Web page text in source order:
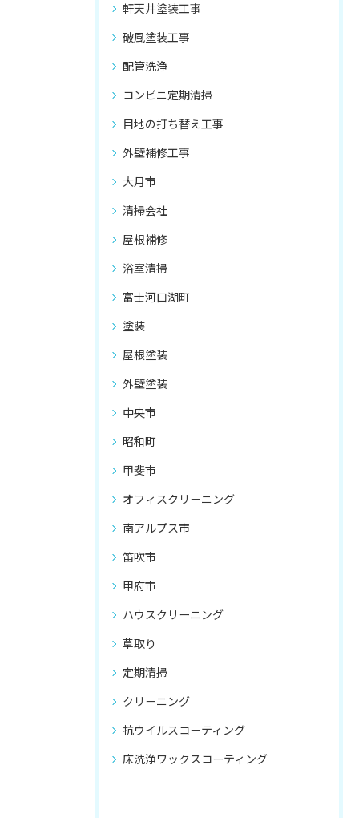
軒天井塗装工事
破風塗装工事
配管洗浄
コンビニ定期清掃
目地の打ち替え工事
外壁補修工事
大月市
清掃会社
屋根補修
浴室清掃
富士河口湖町
塗装
屋根塗装
外壁塗装
中央市
昭和町
甲斐市
オフィスクリーニング
南アルプス市
笛吹市
甲府市
ハウスクリーニング
草取り
定期清掃
クリーニング
抗ウイルスコーティング
床洗浄ワックスコーティング